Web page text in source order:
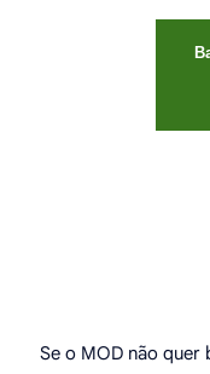
Se o MOD não quer